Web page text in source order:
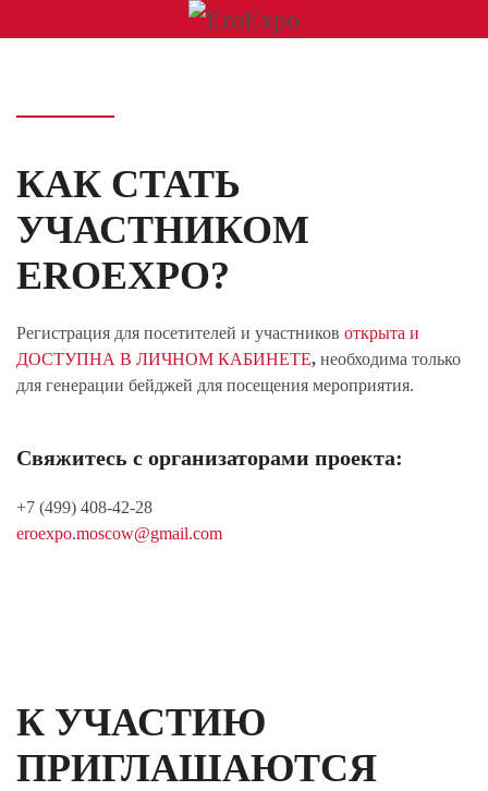
КАК СТАТЬ
УЧАСТНИКОМ
EROEXPO?
Регистрация для посетителей и участников открыта и
ДОСТУПНА В ЛИЧНОМ КАБИНЕТЕ, необходима только
для генерации бейджей для посещения мероприятия.
Свяжитесь с организаторами проекта:
+7 (499) 408-42-28
eroexpo.moscow@gmail.com
К УЧАСТИЮ
ПРИГЛАШАЮТСЯ